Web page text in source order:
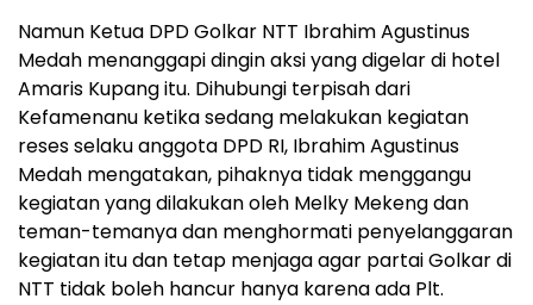
Namun Ketua DPD Golkar NTT Ibrahim Agustinus
Medah menanggapi dingin aksi yang digelar di hotel
Amaris Kupang itu. Dihubungi terpisah dari
Kefamenanu ketika sedang melakukan kegiatan
reses selaku anggota DPD RI, Ibrahim Agustinus
Medah mengatakan, pihaknya tidak menggangu
kegiatan yang dilakukan oleh Melky Mekeng dan
teman-temanya dan menghormati penyelanggaran
kegiatan itu dan tetap menjaga agar partai Golkar di
NTT tidak boleh hancur hanya karena ada Plt.